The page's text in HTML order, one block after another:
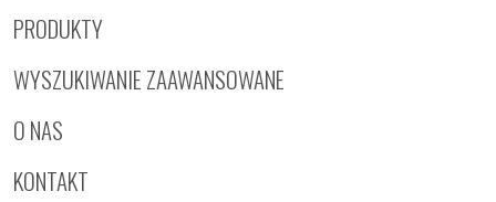
PRODUKTY
WYSZUKIWANIE ZAAWANSOWANE
O NAS
KONTAKT